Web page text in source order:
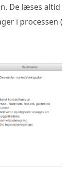
De læses altid
i processen (